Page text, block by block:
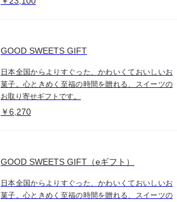
GOOD SWEETS GIFT
日本全国からよりすぐった、かわいくておいしいお
菓子。心ときめく至福の時間を贈れる、スイーツの
お取り寄せギフトです。
￥6,270
GOOD SWEETS GIFT（eギフト）
日本全国からよりすぐった、かわいくておいしいお
菓子。心ときめく至福の時間を贈れる、スイーツの